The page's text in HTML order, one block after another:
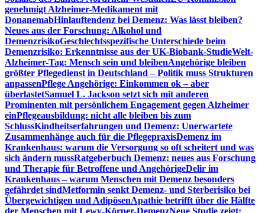
genehmigt Alzheimer-Medikament mit
DonanemabHinlauftendenz bei Demenz: Was lässt bleiben?
Neues aus der Forschung: Alkohol und
DemenzrisikoGeschlechtsspezifische Unterschiede beim
Demenzrisiko: Erkenntnisse aus der UK-Biobank-StudieWelt-
Alzheimer-Tag: Mensch sein und bleibenAngehörige bleiben
größter Pflegedienst in Deutschland – Politik muss Strukturen
anpassenPflege Angehörige: Einkommen ok – aber
überlastetSamuel L. Jackson setzt sich mit anderen
Prominenten mit persönlichem Engagement gegen Alzheimer
einPflegeausbildung: nicht alle bleiben bis zum
SchlussKindheitserfahrungen und Demenz: Unerwartete
Zusammenhänge auch für die PflegepraxisDemenz im
Krankenhaus: warum die Versorgung so oft scheitert und was
sich ändern mussRatgeberbuch Demenz: neues aus Forschung
und Therapie für Betroffene und AngehörigeDelir im
Krankenhaus – warum Menschen mit Demenz besonders
gefährdet sindMetformin senkt Demenz- und Sterberisiko bei
Übergewichtigen und AdipösenApathie betrifft über die Hälfte